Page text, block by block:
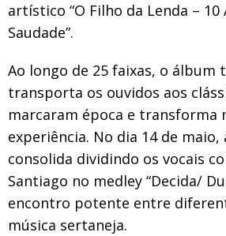
artístico “O Filho da Lenda – 10
Saudade”.
Ao longo de 25 faixas, o álbum
transporta os ouvidos aos
marcaram época e transforma
experiência. No dia 14 de maio,
consolida dividindo os vocais
Santiago no medley “Decida/
encontro potente entre
música sertaneja.